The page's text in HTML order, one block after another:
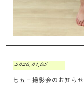
2026.07.05
七五三撮影会のお知らせ